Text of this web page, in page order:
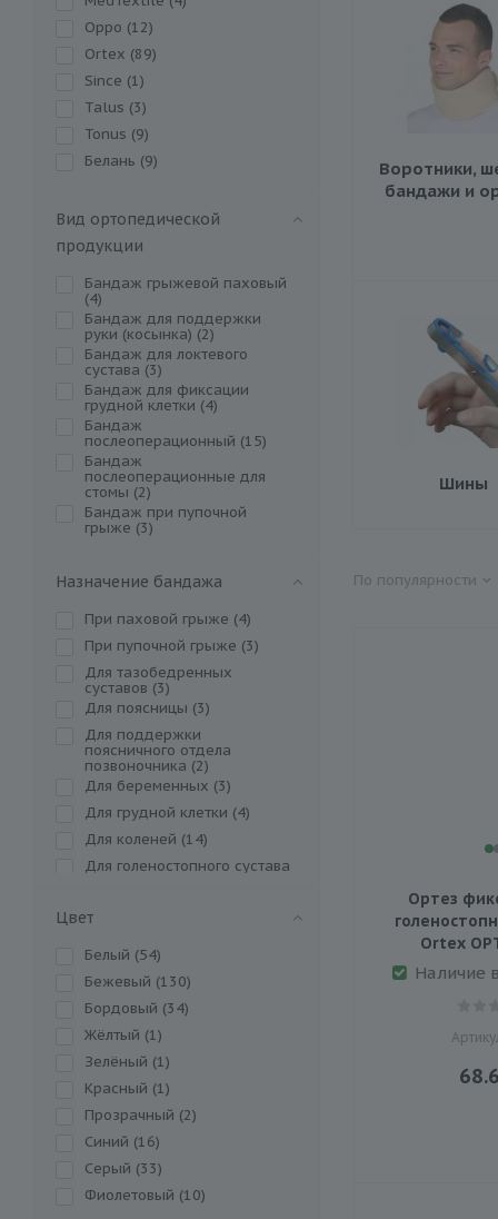
Воротники,
бандажи и
Шины
По популярности
Ортез
Ortex
Наличие
Oppo (12)
Ortex (89)
Since (1)
Talus (3)
Tonus (9)
Белань (9)
Крейт (36
Орто.Ник (
Рехард Технолоджис (1)
Тривес ( 6)
Вид ортопедической
продукции
Бандаж грыжевой паховый
(4)
Бандаж для поддержки
руки (косынка) (2)
Бандаж для локтевого
сустава (3)
Бандаж для фиксации
грудной клетки (4)
Бандаж
послеоперационный (15)
Бандаж
послеоперационные для
стомы (2)
Бандаж при пупочной
грыже (3)
Бандаж коленный (
сустава (6)
Бандаж для тазобедренных
суставов (4)
Бандаж шейный
ортопедический (
Корректор большого пальца
Корректор осанки (13
Ортез для коленного
сустава (18)
Ортез голеностопного
сустава (18)
Ортез локтевого сустава
11
Ортез плечевого сустава
Ортез для фиксации
пальцев руки (
Ортез для голени и бедра
(1)
Ортез для запястья (
Ортез тазобедренного
сустава (2 )
Пояс согревающий для
позвоночника (
Шина для тазобедренных
суставов (1)
Шина для фиксации
пальцев руки (
Шина для фиксации
суставов (8
Налокотник
ортопедический (
Назначение бандажа
При паховой грыже (4)
При пупочной грыже (3)
Для тазобедренных
суставов (3)
Для поясницы (3)
Для поддержки
поясничного отдела
позвоночника (2)
Для беременных (3)
Для грудной клетки (4)
Для коленей (14)
Для голеностопного сустава
Для локтевого сустава (
Для шеи (1
Послеоперационный
Послеоперационный для
стомы (2)
Цвет
Белый (54)
Бежевый (130)
Бордовый (34)
Жёлтый (1)
Зелёный (1)
Красный (1)
Прозрачный (2)
Синий (16)
Серый (33)
Фиолетовый (10)